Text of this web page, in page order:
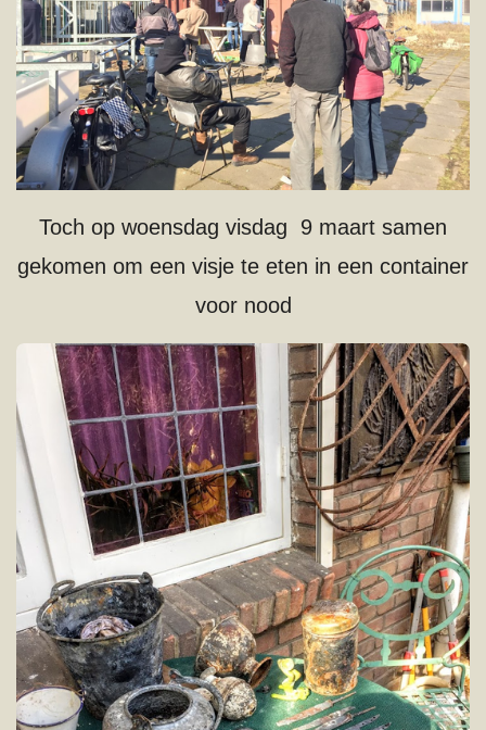
Toch op woensdag visdag 9 maart samen
gekomen om een visje te eten in een container
voor nood